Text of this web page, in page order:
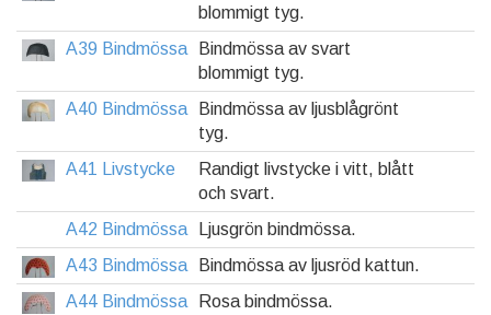
blommigt tyg.
A39 Bindmössa
Bindmössa av svart
blommigt tyg.
A40 Bindmössa
Bindmössa av ljusblågrönt
tyg.
A41 Livstycke
Randigt livstycke i vitt, blått
och svart.
A42 Bindmössa
Ljusgrön bindmössa.
A43 Bindmössa
Bindmössa av ljusröd kattun.
A44 Bindmössa
Rosa bindmössa.